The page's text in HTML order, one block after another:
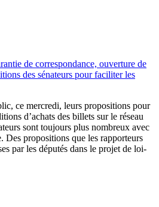
de correspondance, ouverture de
des sénateurs pour faciliter les
ce mercredi, leurs propositions pour
d’achats des billets sur le réseau
sont toujours plus nombreux avec
Des propositions que les rapporteurs
par les députés dans le projet de loi-